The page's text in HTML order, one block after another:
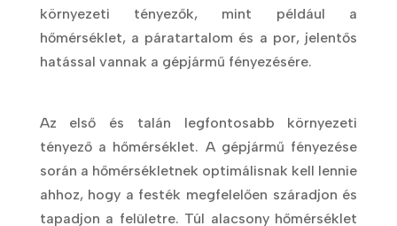
környezeti tényezők, mint például a
hőmérséklet, a páratartalom és a por, jelentős
hatással vannak a gépjármű fényezésére.
Az első és talán legfontosabb környezeti
tényező a hőmérséklet. A gépjármű fényezése
során a hőmérsékletnek optimálisnak kell lennie
ahhoz, hogy a festék megfelelően száradjon és
tapadjon a felületre. Túl alacsony hőmérséklet